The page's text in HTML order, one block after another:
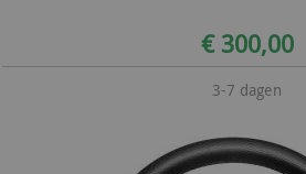
€ 300,00
3-7 dagen